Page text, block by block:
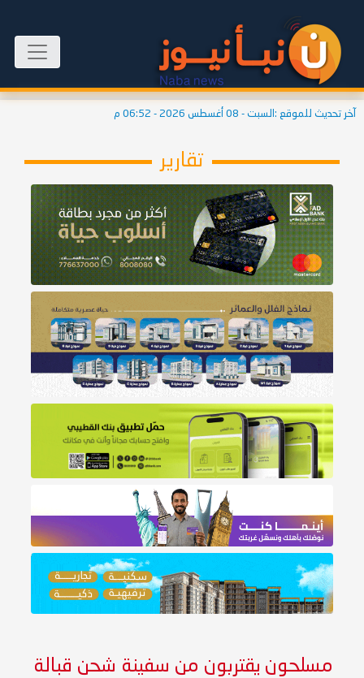
آخر تحديث للموقع : السبت - 08 أغسطس 2026 - 06:52 م
تقارير
مسلحون يقتربون من سفينة شحن قبالة